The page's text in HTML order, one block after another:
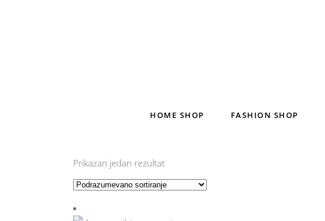
HOME SHOP FASHION SHOP
Prikazan jedan rezultat